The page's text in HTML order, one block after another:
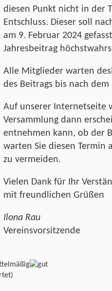
diesen Punkt nicht in der
Entschluss. Dieser soll
am 9. Februar 2024
Jahresbeitrag
Alle Mitglieder warten
des Beitrags bis nach dem
Auf unserer Internetseite
Versammlung dann
entnehmen kann, ob der
warten Sie diesen Termin
zu vermeiden.
Vielen Dank für Ihr
mit freundlichen Grüßen
Ilona Rau
Vereinsvorsitzende